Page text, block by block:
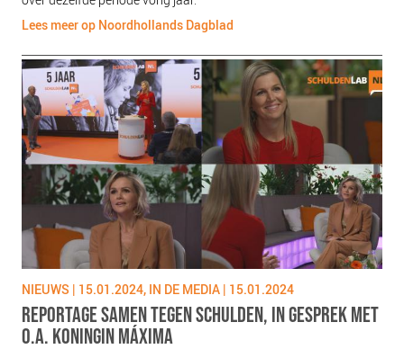
VISIE EN MISSIE
HET TEAM
ONZE PARTNERS
VACATURES
IN DE MEDIA
OVER NCFG
NIEUWS
BLOGS
Lees meer op Noordhollands Dagblad
NIEUWS | 15.01.2024, IN DE MEDIA | 15.01.2024
REPORTAGE SAMEN TEGEN SCHULDEN, IN GESPREK MET
O.A. KONINGIN MÁXIMA